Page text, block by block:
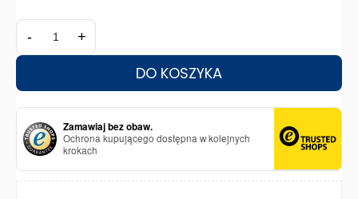
- +
DO KOSZYKA
Zamawiaj bez obaw.
Ochrona kupującego dostępna w kolejnych
krokach